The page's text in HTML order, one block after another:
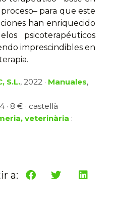
para que este
han enriquecido
psicoterapéuticos
imprescindibles en
S.L., 2022 · Manuales,
· 8 € · castellà
veterinària :
a: